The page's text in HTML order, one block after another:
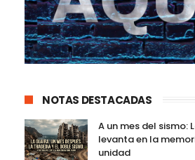
NOTAS DESTACADAS
A un mes del sismo:
levanta en la
unidad